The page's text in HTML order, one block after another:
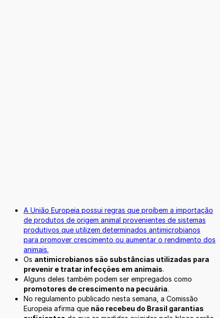
A União Europeia possui regras que proíbem a importação
de produtos de origem animal provenientes de sistemas
produtivos que utilizem determinados antimicrobianos
para promover crescimento ou aumentar o rendimento dos
animais.
Os antimicrobianos são substâncias utilizadas para
prevenir e tratar infecções em animais.
Alguns deles também podem ser empregados como
promotores de crescimento na pecuária.
No regulamento publicado nesta semana, a Comissão
Europeia afirma que não recebeu do Brasil garantias